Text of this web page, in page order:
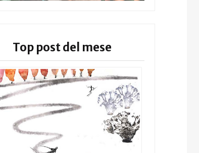
Top post del mese